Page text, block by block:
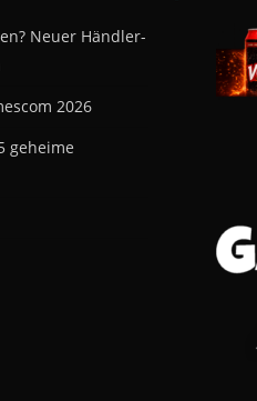
Neuer Händler-
2026
geheime